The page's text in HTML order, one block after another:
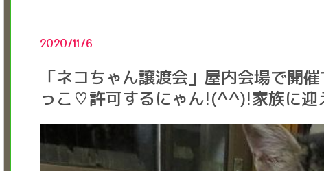
2020/11/6
「ネコちゃん譲渡会」屋内会場で開
っこ♡許可するにゃん!(^^)!家族に迎